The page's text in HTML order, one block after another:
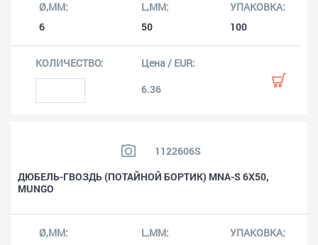
6 50 100
6.36
1122606S
ДЮБЕЛЬ-ГВОЗДЬ (ПОТАЙНОЙ БОРТИК) MNA-S 6X50,
MUNGO